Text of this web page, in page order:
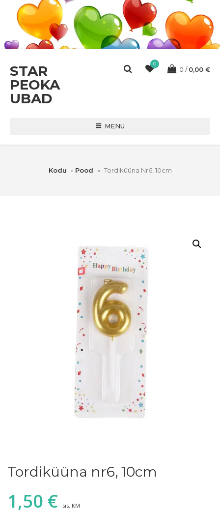
STAR
PEOKA
UBAD
0
0 0,00 €
MENU
Kodu » Pood » Tordiküüna Nr6, 10cm
Tordiküüna nr6, 10cm
1,50 € sis. KM